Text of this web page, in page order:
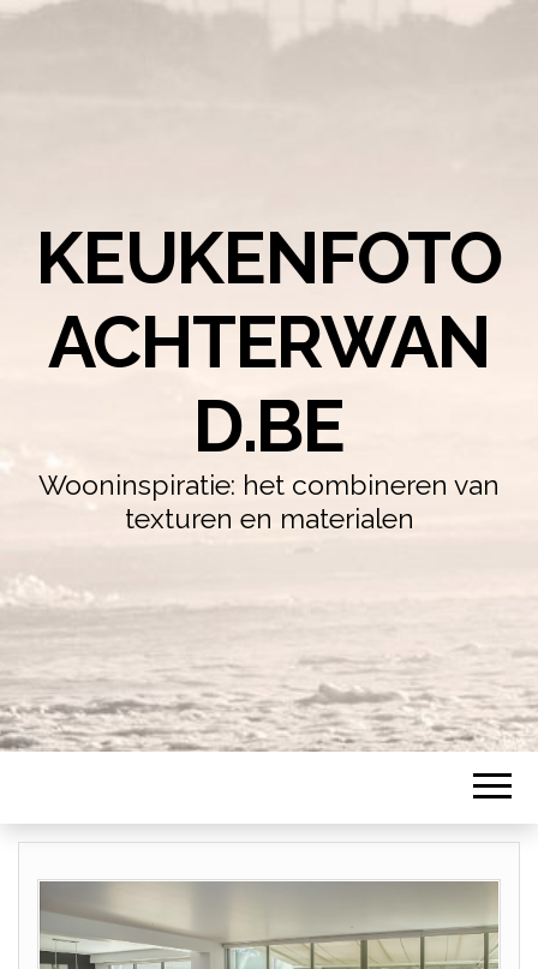
KEUKENFOTO
ACHTERWAN
D.BE
Wooninspiratie: het combineren van
texturen en materialen